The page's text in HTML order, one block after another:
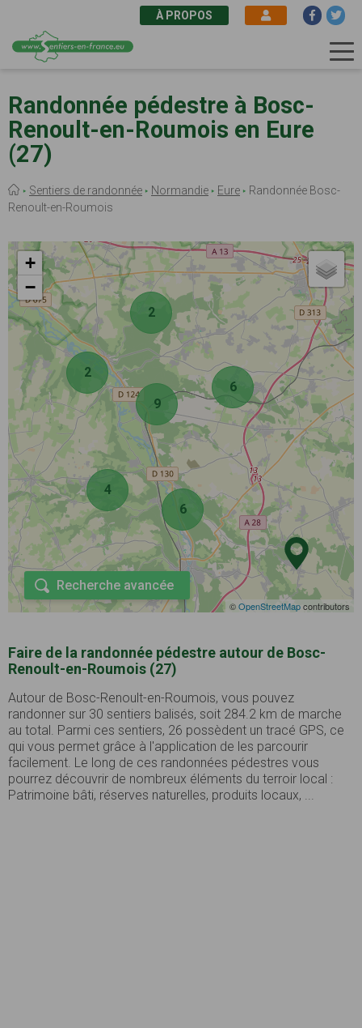
au
contenu
principal
À PROPOS
Randonnée pédestre à Bosc-
Renoult-en-Roumois en Eure
(27)
Fil
d'Ariane
Sentiers de randonnée Normandie Eure
Randonnée Bosc-
Renoult-en-Roumois
2
4
2
6
9
6
+
−
©OpenStreetMapcontributors
Recherche avancée
Faire de la randonnée pédestre autour de Bosc-
Renoult-en-Roumois (27)
Autour de Bosc-Renoult-en-Roumois, vous pouvez
randonner sur 30 sentiers balisés, soit 284.2 km de marche
au total. Parmi ces sentiers, 26 possèdent un tracé GPS, ce
qui vous permet grâce à l'application de les parcourir
facilement. Le long de ces randonnées pédestres vous
pourrez découvrir de nombreux éléments du terroir local :
Patrimoine bâti, réserves naturelles, produits locaux, ...